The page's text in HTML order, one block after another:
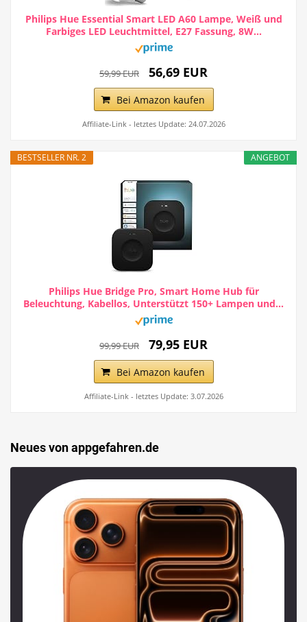
Philips Hue Essential Smart LED A60 Lampe, Weiß und
Farbiges LED Leuchtmittel, E27 Fassung, 8W...
59,99 EUR 56,69 EUR
Bei Amazon kaufen
Affiliate-Link - letztes Update: 24.07.2026
ANGEBOT
BESTSELLER NR. 2
Philips Hue Bridge Pro, Smart Home Hub für
Beleuchtung, Kabellos, Unterstützt 150+ Lampen und...
99,99 EUR 79,95 EUR
Bei Amazon kaufen
Affiliate-Link - letztes Update: 3.07.2026
Neues von appgefahren.de